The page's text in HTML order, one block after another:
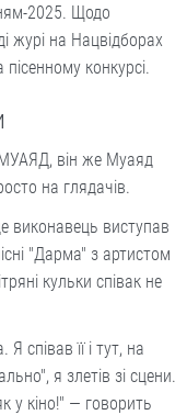
2025. Щодо
журі на Нацвідборах
конкурсі.
МУАЯД, він же Муаяд
на глядачів.
виконавець виступав
"Дарма" з артистом
кульки співак не
співав її і тут, на
я злетів зі сцени.
у кіно!" — говорить